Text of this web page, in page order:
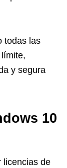
todas las
y segura
10
licencias de